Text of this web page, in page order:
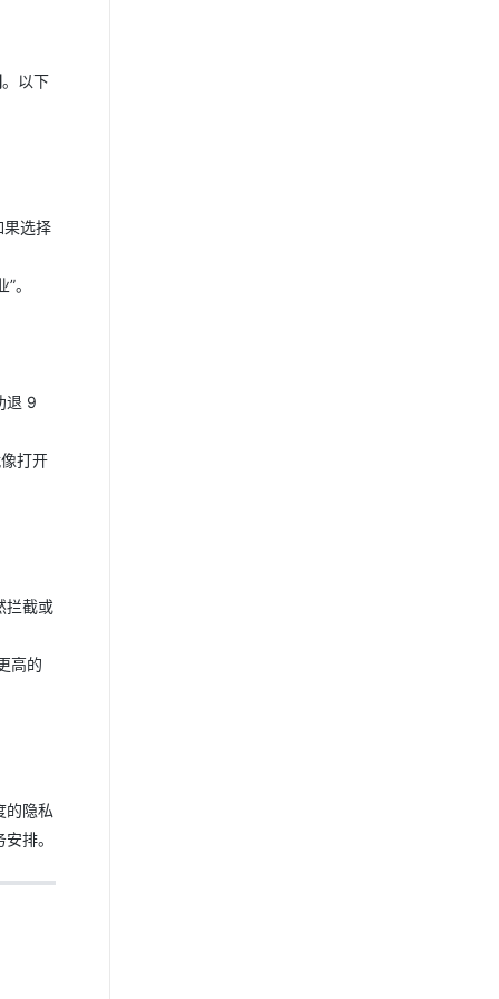
。以下
果选择
。
退 9
打开
拦截或
高的
的隐私
排。